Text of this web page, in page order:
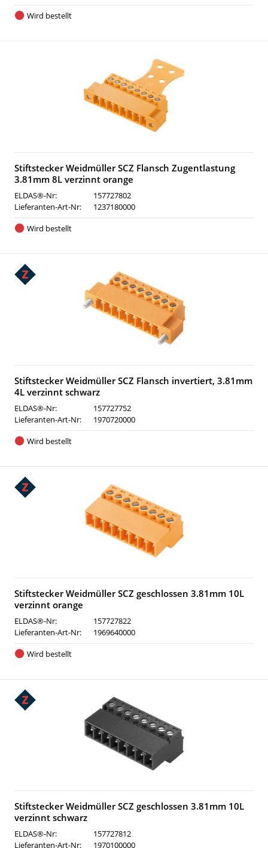
Wird bestellt
Stiftstecker Weidmüller SCZ Flansch Zugentlastung
3.81mm 8L verzinnt orange
ELDAS®-Nr:
157727802
Lieferanten-Art-Nr:
1237180000
Wird bestellt
Stiftstecker Weidmüller SCZ Flansch invertiert, 3.81mm
4L verzinnt schwarz
ELDAS®-Nr:
157727752
Lieferanten-Art-Nr:
1970720000
Wird bestellt
Stiftstecker Weidmüller SCZ geschlossen 3.81mm 10L
verzinnt orange
ELDAS®-Nr:
157727822
Lieferanten-Art-Nr:
1969640000
Wird bestellt
Stiftstecker Weidmüller SCZ geschlossen 3.81mm 10L
verzinnt schwarz
ELDAS®-Nr:
157727812
Lieferanten-Art-Nr:
1970100000